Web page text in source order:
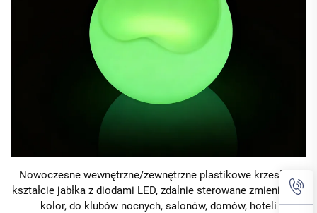
Nowoczesne wewnętrzne/zewnętrzne plastikowe krzesła w
kształcie jabłka z diodami LED, zdalnie sterowane zmieniające
kolor, do klubów nocnych, salonów, domów, hoteli